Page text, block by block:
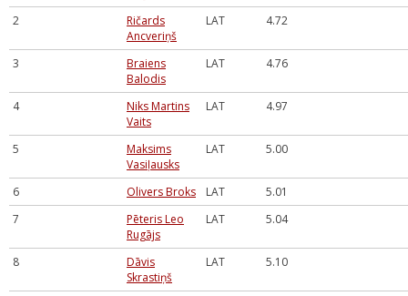
2
Ričards
Ancveriņš
LAT 4.72
3
Braiens
Balodis
LAT 4.76
4
Niks Martins
Vaits
LAT 4.97
5
Maksims
Vasiļausks
LAT 5.00
6 Olivers Broks LAT
5.01
7
Pēteris Leo
Rugājs
LAT 5.04
8
Dāvis
Skrastiņš
LAT 5.10